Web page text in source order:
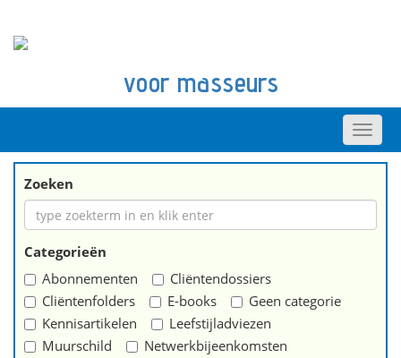
voor masseurs
Zoeken
Categorieën
Abonnementen
Cliëntendossiers
Cliëntenfolders
E-books
Geen categorie
Kennisartikelen
Leefstijladviezen
Muurschild
Netwerkbijeenkomsten